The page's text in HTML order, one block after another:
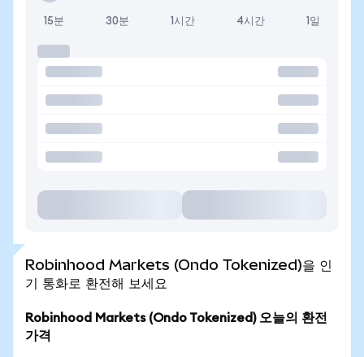
15분 30분 1시간 4시간 1일
Robinhood Markets (Ondo Tokenized)을 인
기 통화로 환전해 보세요
Robinhood Markets (Ondo Tokenized) 오늘의 환전
가격